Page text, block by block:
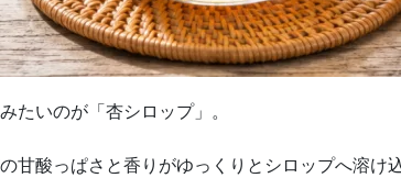
たいのが「杏シロップ」。
甘酸っぱさと香りがゆっくりとシロップへ溶け込